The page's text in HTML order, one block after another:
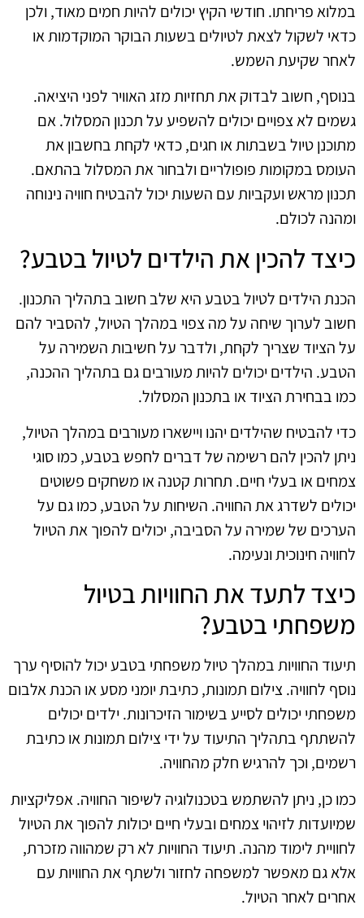
במלוא פריחתו. חודשי הקיץ יכולים להיות חמים מאוד, ולכן
כדאי לשקול לצאת לטיולים בשעות הבוקר המוקדמות או
לאחר שקיעת השמש.
בנוסף, חשוב לבדוק את תחזיות מזג האוויר לפני היציאה.
גשמים לא צפויים יכולים להשפיע על תכנון המסלול. אם
מתוכנן טיול בשבתות או חגים, כדאי לקחת בחשבון את
העומס במקומות פופולריים ולבחור את המסלול בהתאם.
תכנון מראש ועקביות עם השעות יכול להבטיח חוויה נינוחה
ומהנה לכולם.
כיצד להכין את הילדים לטיול בטבע?
הכנת הילדים לטיול בטבע היא שלב חשוב בתהליך התכנון.
חשוב לערוך שיחה על מה צפוי במהלך הטיול, להסביר להם
על הציוד שצריך לקחת, ולדבר על חשיבות השמירה על
הטבע. הילדים יכולים להיות מעורבים גם בתהליך ההכנה,
כמו בבחירת הציוד או בתכנון המסלול.
כדי להבטיח שהילדים יהנו ויישארו מעורבים במהלך הטיול,
ניתן להכין להם רשימה של דברים לחפש בטבע, כמו סוגי
צמחים או בעלי חיים. תחרות קטנה או משחקים פשוטים
יכולים לשדרג את החוויה. השיחות על הטבע, כמו גם על
הערכים של שמירה על הסביבה, יכולים להפוך את הטיול
לחוויה חינוכית ונעימה.
כיצד לתעד את החוויות בטיול
משפחתי בטבע?
תיעוד החוויות במהלך טיול משפחתי בטבע יכול להוסיף ערך
נוסף לחוויה. צילום תמונות, כתיבת יומני מסע או הכנת אלבום
משפחתי יכולים לסייע בשימור הזיכרונות. ילדים יכולים
להשתתף בתהליך התיעוד על ידי צילום תמונות או כתיבת
רשמים, וכך להרגיש חלק מהחוויה.
כמו כן, ניתן להשתמש בטכנולוגיה לשיפור החוויה. אפליקציות
שמיועדות לזיהוי צמחים ובעלי חיים יכולות להפוך את הטיול
לחוויית לימוד מהנה. תיעוד החוויות לא רק שמהווה מזכרת,
אלא גם מאפשר למשפחה לחזור ולשתף את החוויות עם
אחרים לאחר הטיול.